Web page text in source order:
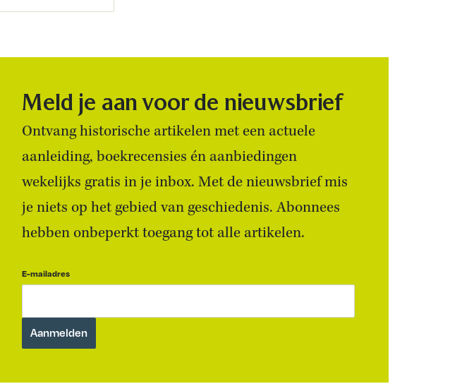
Meld je aan voor de nieuwsbrief
Ontvang historische artikelen met een actuele
aanleiding, boekrecensies én aanbiedingen
wekelijks gratis in je inbox. Met de nieuwsbrief mis
je niets op het gebied van geschiedenis. Abonnees
hebben onbeperkt toegang tot alle artikelen.
E-mailadres